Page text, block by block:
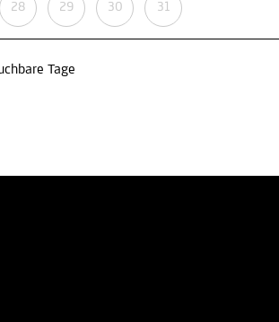
28 29 30 31
Tage